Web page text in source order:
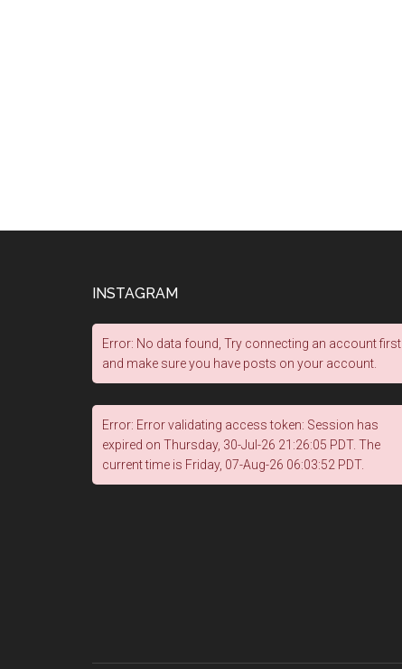
INSTAGRAM
Error: No data found, Try connecting an account first
and make sure you have posts on your account.
Error: Error validating access token: Session has
expired on Thursday, 30-Jul-26 21:26:05 PDT. The
current time is Friday, 07-Aug-26 06:03:52 PDT.